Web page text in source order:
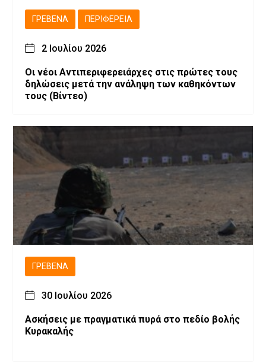
ΓΡΕΒΕΝΆ ΠΕΡΙΦΈΡΕΙΑ
2 Ιουλίου 2026
Οι νέοι Αντιπεριφερειάρχες στις πρώτες τους
δηλώσεις μετά την ανάληψη των καθηκόντων
τους (Βίντεο)
ΓΡΕΒΕΝΆ
30 Ιουλίου 2026
Ασκήσεις με πραγματικά πυρά στο πεδίο βολής
Κυρακαλής